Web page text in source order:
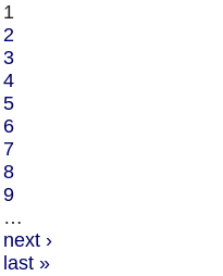
1
2
3
4
5
6
7
8
9
…
next ›
last »